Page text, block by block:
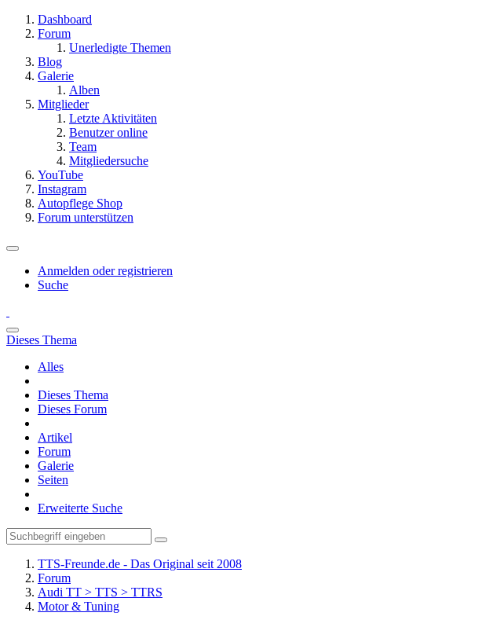
Dashboard
Forum
Unerledigte Themen
Blog
Galerie
Alben
Mitglieder
Letzte Aktivitäten
Benutzer online
Team
Mitgliedersuche
YouTube
Instagram
Autopflege Shop
Forum unterstützen
Anmelden oder registrieren
Suche
Dieses Thema
Alles
Dieses Thema
Dieses Forum
Artikel
Forum
Galerie
Seiten
Erweiterte Suche
TTS-Freunde.de - Das Original seit 2008
Forum
Audi TT > TTS > TTRS
Motor & Tuning